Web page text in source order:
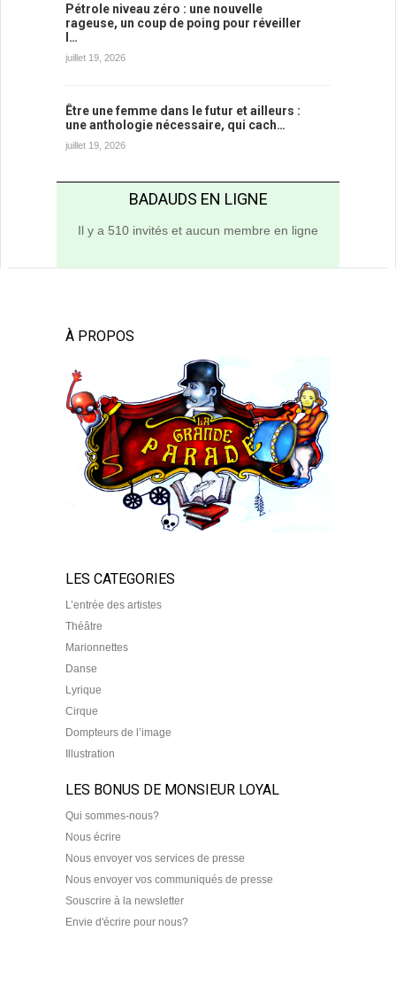
Pétrole niveau zéro : une nouvelle
rageuse, un coup de poing pour réveiller
l…
juillet 19, 2026
Être une femme dans le futur et ailleurs :
une anthologie nécessaire, qui cach…
juillet 19, 2026
BADAUDS EN LIGNE
Il y a 510 invités et aucun membre en ligne
À PROPOS
LES CATEGORIES
L’entrée des artistes
Théâtre
Marionnettes
Danse
Lyrique
Cirque
Dompteurs de l’image
Illustration
LES BONUS DE MONSIEUR LOYAL
Qui sommes-nous?
Nous écrire
Nous envoyer vos services de presse
Nous envoyer vos communiqués de presse
Souscrire à la newsletter
Envie d'écrire pour nous?